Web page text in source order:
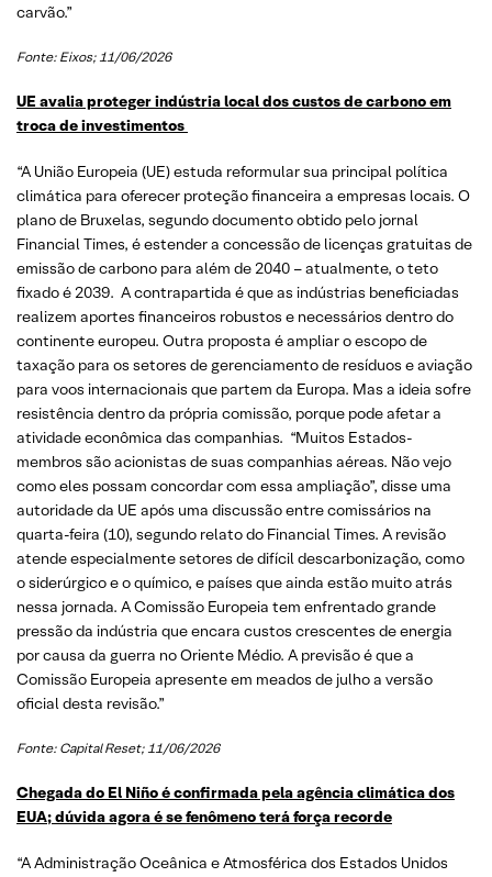
carvão.”
Fonte: Eixos; 11/06/2026
UE avalia proteger indústria local dos custos de carbono em
troca de investimentos
“A União Europeia (UE) estuda reformular sua principal política
climática para oferecer proteção financeira a empresas locais. O
plano de Bruxelas, segundo documento obtido pelo jornal
Financial Times, é estender a concessão de licenças gratuitas de
emissão de carbono para além de 2040 – atualmente, o teto
fixado é 2039. A contrapartida é que as indústrias beneficiadas
realizem aportes financeiros robustos e necessários dentro do
continente europeu. Outra proposta é ampliar o escopo de
taxação para os setores de gerenciamento de resíduos e aviação
para voos internacionais que partem da Europa. Mas a ideia sofre
resistência dentro da própria comissão, porque pode afetar a
atividade econômica das companhias. “Muitos Estados-
membros são acionistas de suas companhias aéreas. Não vejo
como eles possam concordar com essa ampliação”, disse uma
autoridade da UE após uma discussão entre comissários na
quarta-feira (10), segundo relato do Financial Times. A revisão
atende especialmente setores de difícil descarbonização, como
o siderúrgico e o químico, e países que ainda estão muito atrás
nessa jornada. A Comissão Europeia tem enfrentado grande
pressão da indústria que encara custos crescentes de energia
por causa da guerra no Oriente Médio. A previsão é que a
Comissão Europeia apresente em meados de julho a versão
oficial desta revisão.”
Fonte: Capital Reset; 11/06/2026
Chegada do El Niño é confirmada pela agência climática dos
EUA; dúvida agora é se fenômeno terá força recorde
“A Administração Oceânica e Atmosférica dos Estados Unidos